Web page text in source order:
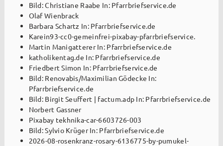
Bild: Christiane Raabe In: Pfarrbriefservice.de
Olaf Wienbrack
Barbara Schartz In: Pfarrbriefservice.de
Karein93-cc0-gemeinfrei-pixabay-pfarrbriefservice.
Martin Manigatterer In: Pfarrbriefservice.de
katholikentag.de In: Pfarrbriefservice.de
Friedbert Simon In: Pfarrbriefservice.de
Bild: Renovabis/Maximilian Gödecke In:
Pfarrbriefservice.de
Bild: Birgit Seuffert | factum.adp In: Pfarrbriefservice.de
Norbert Gassner
Pixabay tekhnika-car-6603726-003
Bild: Sylvio Krüger In: Pfarrbriefservice.de
2026-08-rosenkranz-rosary-6136775-by-pumukel-